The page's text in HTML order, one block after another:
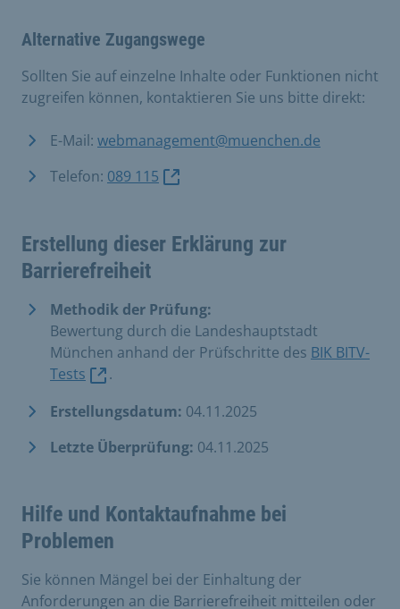
Alternative Zugangswege
Sollten Sie auf einzelne Inhalte oder Funktionen nicht
zugreifen können, kontaktieren Sie uns bitte direkt:
E-Mail: webmanagement@muenchen.de
Telefon: 089 115
Erstellung dieser Erklärung zur
Barrierefreiheit
Methodik der Prüfung:
Bewertung durch die Landeshauptstadt
München anhand der Prüfschritte des BIK BITV-
Tests
.
Erstellungsdatum: 04.11.2025
Letzte Überprüfung: 04.11.2025
Hilfe und Kontaktaufnahme bei
Problemen
Sie können Mängel bei der Einhaltung der
Anforderungen an die Barrierefreiheit mitteilen oder